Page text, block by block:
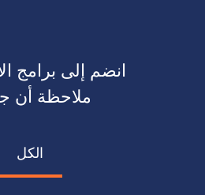
انضم إلى برامج
ملاحظة أن
الكل